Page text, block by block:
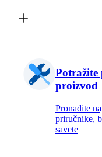
Potražite
proizvod
Pronađite
priručnike,
savete